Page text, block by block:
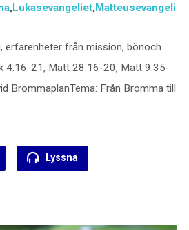
,Lukasevangeliet,Matteusevangeliet
erfarenheter från mission, bönoch
4:16-21, Matt 28:16-20, Matt 9:35-
BrommaplanTema: Från Bromma till
Lyssna